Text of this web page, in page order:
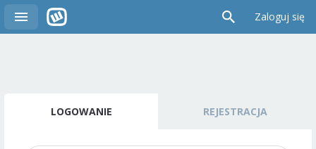
Zaloguj się
LOGOWANIE REJESTRACJA